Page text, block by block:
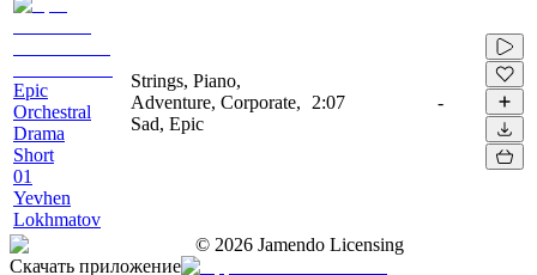
Epic
Orchestral
Drama
Short
01
Yevhen
Lokhmatov
Strings, Piano,
Adventure, Corporate,
Sad, Epic
2:07 -
© 2026 Jamendo Licensing
Скачать приложение